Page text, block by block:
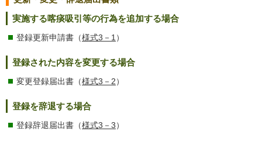
実施する喀痰吸引等の行為を追加する場合
登録更新申請書（様式3－1 ）
登録された内容を変更する場合
変更登録届出書（様式3－2）
登録を辞退する場合
登録辞退届出書（様式3－3）